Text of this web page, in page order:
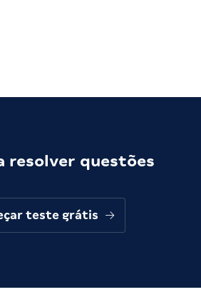
resolver questões
teste grátis